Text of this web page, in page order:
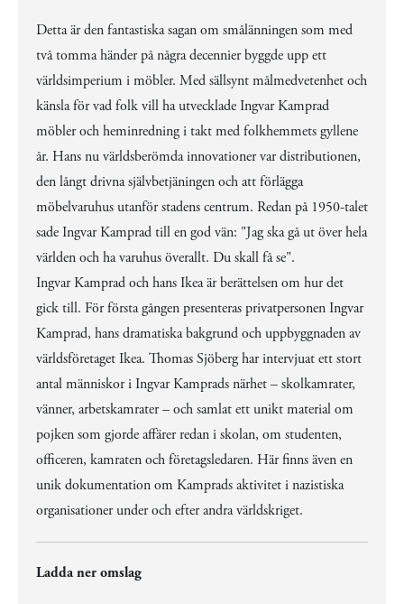
Detta är den fantastiska sagan om smålänningen som med
två tomma händer på några decennier byggde upp ett
världsimperium i möbler. Med sällsynt målmedvetenhet och
känsla för vad folk vill ha utvecklade Ingvar Kamprad
möbler och heminredning i takt med folkhemmets gyllene
år. Hans nu världsberömda innovationer var distributionen,
den långt drivna självbetjäningen och att förlägga
möbelvaruhus utanför stadens centrum. Redan på 1950-talet
sade Ingvar Kamprad till en god vän: "Jag ska gå ut över hela
världen och ha varuhus överallt. Du skall få se".
Ingvar Kamprad och hans Ikea är berättelsen om hur det
gick till. För första gången presenteras privatpersonen Ingvar
Kamprad, hans dramatiska bakgrund och uppbyggnaden av
världsföretaget Ikea. Thomas Sjöberg har intervjuat ett stort
antal människor i Ingvar Kamprads närhet – skolkamrater,
vänner, arbetskamrater – och samlat ett unikt material om
pojken som gjorde affärer redan i skolan, om studenten,
officeren, kamraten och företagsledaren. Här finns även en
unik dokumentation om Kamprads aktivitet i nazistiska
organisationer under och efter andra världskriget.
Ladda ner omslag